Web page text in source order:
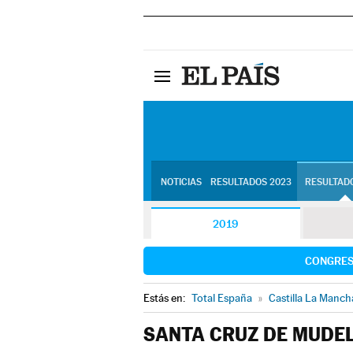
NOTICIAS RESULTADOS 2023
2019
Estás en: Total España » Castilla La
SANTA CRUZ DE